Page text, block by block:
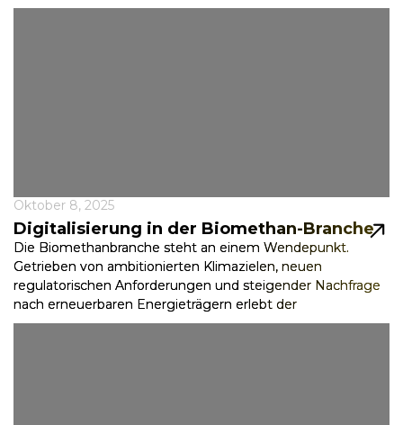
Oktober 8, 2025
Digitalisierung in der Biomethan-Branche
Die Biomethanbranche steht an einem Wendepunkt.
Getrieben von ambitionierten Klimazielen, neuen
regulatorischen Anforderungen und steigender Nachfrage
nach erneuerbaren Energieträgern erlebt der
Biomethanmarkt derzeit ein...